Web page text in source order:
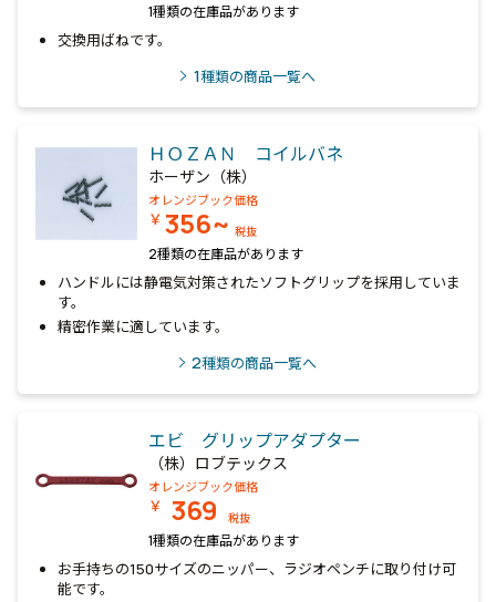
1種類の在庫品があります
交換用ばねです。
1種類の商品一覧へ
ＨＯＺＡＮ コイルバネ
ホーザン（株）
オレンジブック価格
￥ 356~ 税抜
2種類の在庫品があります
ハンドルには静電気対策されたソフトグリップを採用していま
す。
精密作業に適しています。
2種類の商品一覧へ
エビ グリップアダプター
（株）ロブテックス
オレンジブック価格
￥ 369 税抜
1種類の在庫品があります
お手持ちの150サイズのニッパー、ラジオペンチに取り付け可
能です。